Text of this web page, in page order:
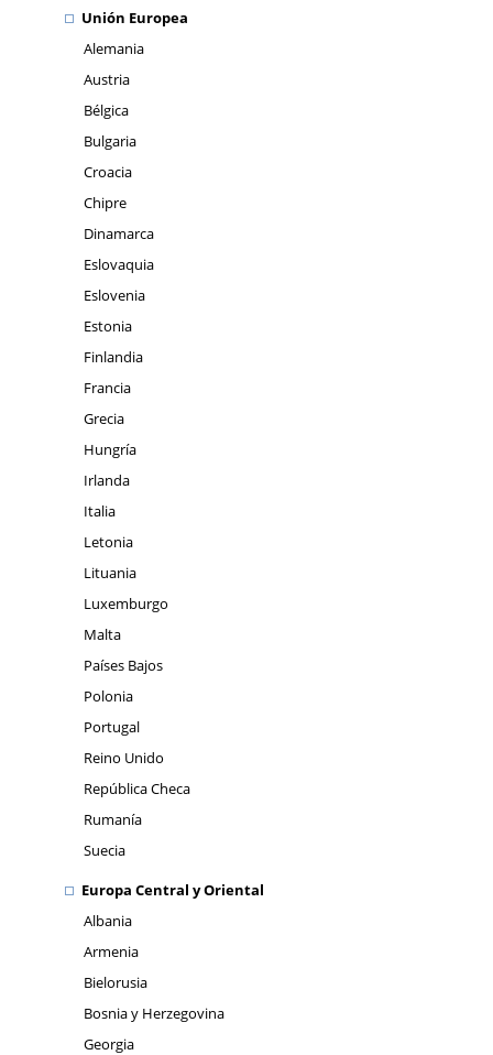
Unión Europea
Alemania
Austria
Bélgica
Bulgaria
Croacia
Chipre
Dinamarca
Eslovaquia
Eslovenia
Estonia
Finlandia
Francia
Grecia
Hungría
Irlanda
Italia
Letonia
Lituania
Luxemburgo
Malta
Países Bajos
Polonia
Portugal
Reino Unido
República Checa
Rumanía
Suecia
Europa Central y Oriental
Albania
Armenia
Bielorusia
Bosnia y Herzegovina
Georgia